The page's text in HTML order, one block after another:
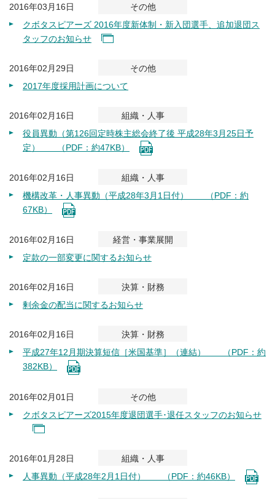
2016年03月16日
その他
クボタスピアーズ 2016年度新体制・新入団選手、追加退団ス
タッフのお知らせ
2016年02月29日
その他
2017年度採用計画について
2016年02月16日
組織・人事
役員異動（第126回定時株主総会終了後 平成28年3月25日予
定） （PDF：約47KB）
2016年02月16日
組織・人事
機構改革・人事異動（平成28年3月1日付） （PDF：約
67KB）
2016年02月16日
経営・事業展開
定款の一部変更に関するお知らせ
2016年02月16日
決算・財務
剰余金の配当に関するお知らせ
2016年02月16日
決算・財務
平成27年12月期決算短信［米国基準］（連結） （PDF：約
382KB）
2016年02月01日
その他
クボタスピアーズ2015年度退団選手･退任スタッフのお知らせ
2016年01月28日
組織・人事
人事異動（平成28年2月1日付） （PDF：約46KB）